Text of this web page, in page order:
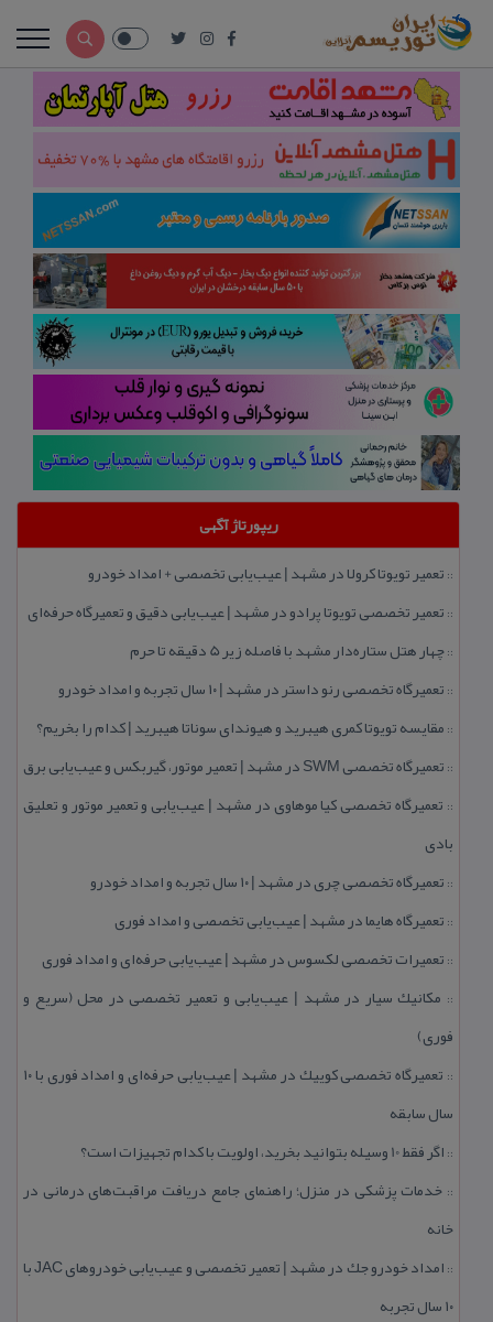
ریپورتاژ آگهی
:: تعمیر تویوتا كرولا در مشهد | عیب‌یابی تخصصی + امداد خودرو
:: تعمیر تخصصی تویوتا پرادو در مشهد | عیب‌یابی دقیق و تعمیرگاه حرفه‌ای
::چهار هتل‌ ستاره‌دار مشهد با فاصله زیر 5 دقیقه تا حرم
:: تعمیرگاه تخصصی رنو داستر در مشهد | ۱۰ سال تجربه و امداد خودرو
:: مقایسه تویوتا كمری هیبرید و هیوندای سوناتا هیبرید | كدام را بخریم؟
:: تعمیرگاه تخصصی SWM در مشهد | تعمیر موتور، گیربكس و عیب‌یابی برق
:: تعمیرگاه تخصصی كیا موهاوی در مشهد | عیب‌یابی و تعمیر موتور و تعلیق
بادی
:: تعمیرگاه تخصصی چری در مشهد | ۱۰ سال تجربه و امداد خودرو
:: تعمیرگاه هایما در مشهد | عیب‌یابی تخصصی و امداد فوری
:: تعمیرات تخصصی لكسوس در مشهد | عیب‌یابی حرفه‌ای و امداد فوری
:: مكانیك سیار در مشهد | عیب‌یابی و تعمیر تخصصی در محل (سریع و
فوری)
::
تعمیرگاه تخصصی كوییك در مشهد | عیب‌یابی حرفه‌ای و امداد فوری با ۱۰
سال سابقه
:: اگر فقط 10 وسیله بتوانید بخرید، اولویت با كدام تجهیزات است؟
:: خدمات پزشكی در منزل؛ راهنمای جامع دریافت مراقبت‌های درمانی در
خانه
::
امداد خودرو جك در مشهد | تعمیر تخصصی و عیب‌یابی خودروهای JAC با
۱۰ سال تجربه